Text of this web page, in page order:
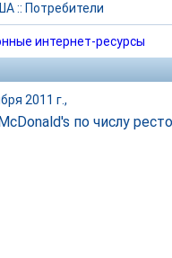
:: Потребители
интернет-ресурсы
2011 г.,
по числу